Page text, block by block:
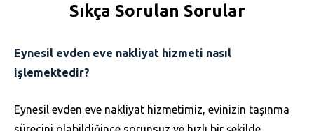
Sıkça Sorulan Sorular
Eynesil evden eve nakliyat hizmeti nasıl
işlemektedir?
Eynesil evden eve nakliyat hizmetimiz, evinizin taşınma